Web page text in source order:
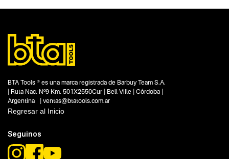
Segmentos - pendiente
Talleres
Automotor
No items found.
Funcion o uso
1/2"
No items found.
BTA Tools ® es una marca registrada de Barbuy Team S.A.
| Ruta Nac. Nº9 Km. 501X2550Cur | Bell Ville | Córdoba |
Argentina | ventas@btatools.com.ar
Regresar al Inicio
Seguinos